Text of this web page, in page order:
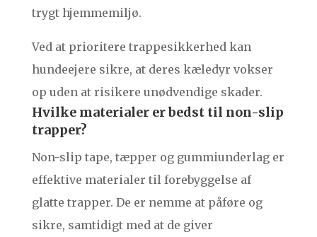
trygt hjemmemiljø.
Ved at prioritere trappesikkerhed kan
hundeejere sikre, at deres kæledyr vokser
op uden at risikere unødvendige skader.
Hvilke materialer er bedst til non-slip
trapper?
Non-slip tape, tæpper og gummiunderlag er
effektive materialer til forebyggelse af
glatte trapper. De er nemme at påføre og
sikre, samtidigt med at de giver